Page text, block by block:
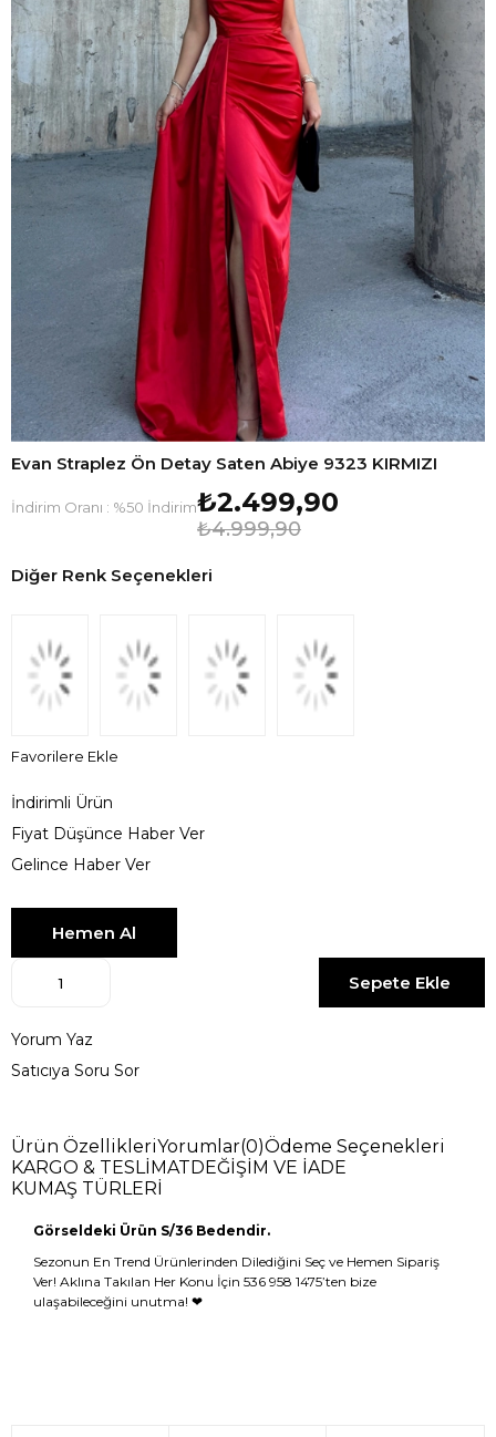
Evan Straplez Ön Detay Saten Abiye 9323 KIRMIZI
İndirim Oranı : %50 İndirim
₺4.999,90
₺2.499,90
Diğer Renk Seçenekleri
Favorilere Ekle
İndirimli Ürün
Fiyat Düşünce Haber Ver
Gelince Haber Ver
Yorum Yaz
Satıcıya Soru Sor
Ürün ÖzellikleriYorumlar(0)Ödeme Seçenekleri
KARGO & TESLİMAT DEĞİŞİM VE İADE
KUMAŞ TÜRLERİ
Görseldeki Ürün S/36 Bedendir.
Sezonun En Trend Ürünlerinden Dilediğini Seç ve Hemen Sipariş
Ver! Aklına Takılan Her Konu İçin 536 958 1475’ten bize
ulaşabileceğini unutma! ❤